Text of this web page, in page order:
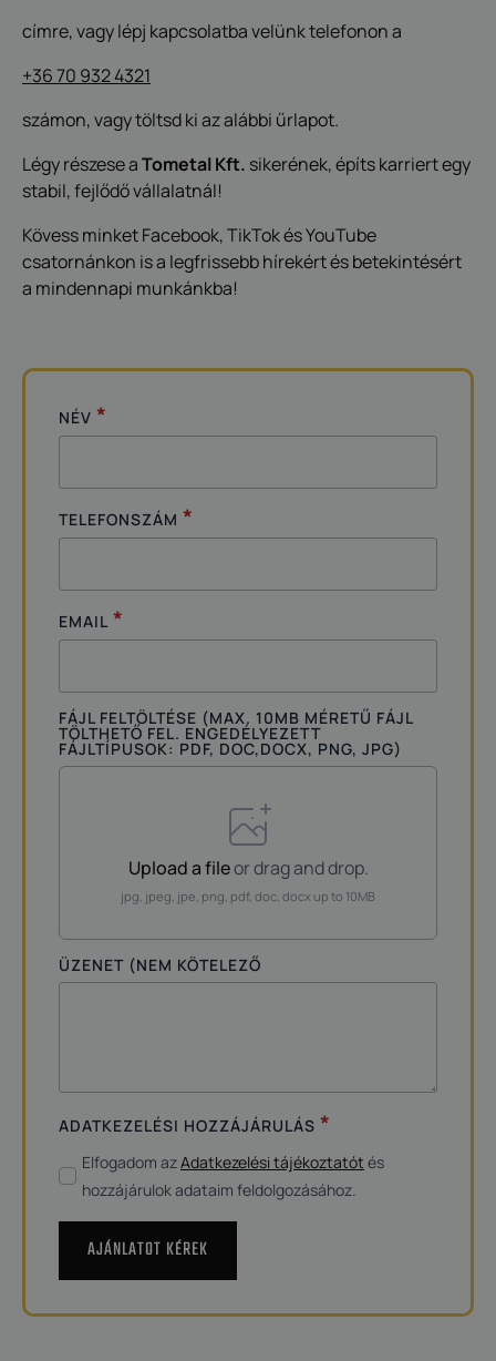
címre, vagy lépj kapcsolatba velünk telefonon a
+36 70 932 4321
számon, vagy töltsd ki az alábbi űrlapot.
Légy részese aTometal Kft. sikerének, építs karriert egy
stabil, fejlődő vállalatnál!
Kövess minket Facebook, TikTok és YouTube
csatornánkon is a legfrissebb hírekért és betekintésért
a mindennapi munkánkba!
NÉV *
TELEFONSZÁM *
EMAIL *
FÁJL FELTÖLTÉSE (MAX. 10MB MÉRETŰ FÁJL
TÖLTHETŐ FEL. ENGEDÉLYEZETT
FÁJLTÍPUSOK: PDF, DOC,DOCX, PNG, JPG)
Upload a fileor drag and drop.
jpg, jpeg, jpe, png, pdf, doc, docx up to 10MB
ÜZENET (NEM KÖTELEZŐ
ADATKEZELÉSI HOZZÁJÁRULÁS *
Elfogadom azAdatkezelési tájékoztatót és
hozzájárulok adataim feldolgozásához.
AJÁNLATOT KÉREK